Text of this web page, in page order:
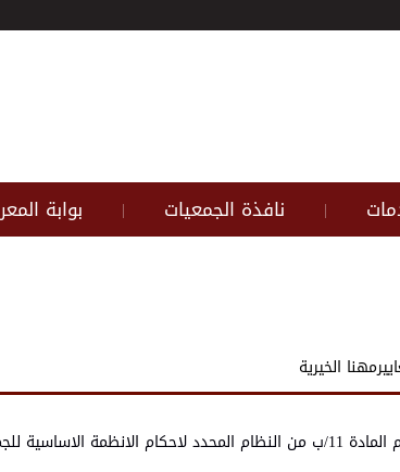
| نافذة الجمعيات | بوابة
الخيرية
2010 وتعديلاته